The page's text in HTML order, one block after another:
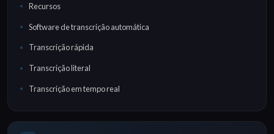
Recursos
Software de transcrição automática
Transcrição rápida
Transcrição literal
Transcrição em tempo real